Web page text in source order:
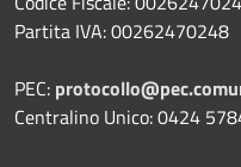
Partita IVA: 00262470248
PEC:
Centralino Unico: 0424